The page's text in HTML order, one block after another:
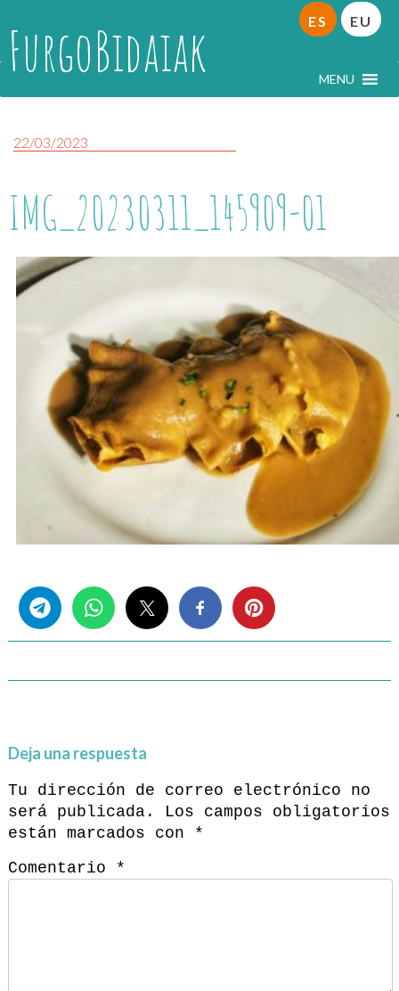
FurgoBidaiak MENU
ES EU
22/03/2023
IMG_20230311_145909-01
Deja una respuesta
Tu dirección de correo electrónico no
será publicada.
Los campos obligatorios
están marcados con
*
Comentario
*